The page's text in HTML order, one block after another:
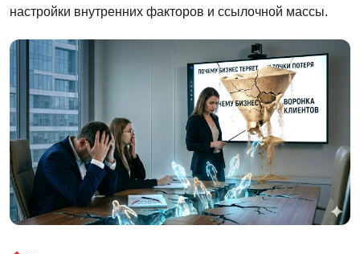
настройки внутренних факторов и ссылочной массы.